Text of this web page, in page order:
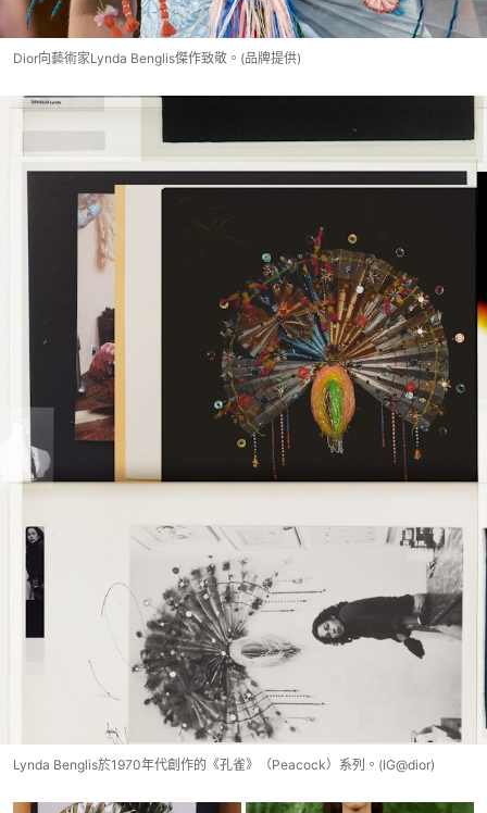
Dior向藝術家Lynda Benglis傑作致敬。(品牌提供)
Lynda Benglis於1970年代創作的《孔雀》（Peacock）系列。(IG@dior)